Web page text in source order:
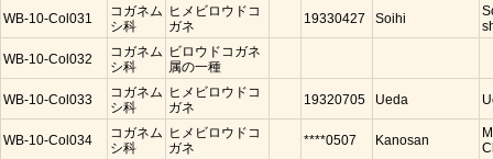
WB-10-Col031
コガネム
シ科
ヒメビロウドコ
ガネ
19330427 Soihi
WB-10-Col032
コガネム
シ科
ビロウドコガネ
属の一種
WB-10-Col033
コガネム
シ科
ヒメビロウドコ
ガネ
19320705 Ueda
WB-10-Col034
コガネム
シ科
ヒメビロウドコ
ガネ
****0507 Kanosan